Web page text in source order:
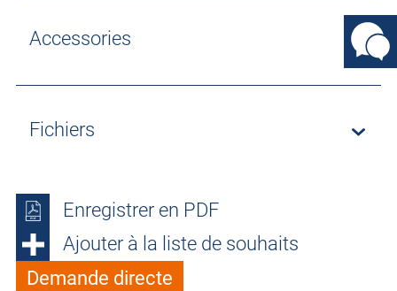
Accessories
Fichiers
Enregistrer en PDF
Ajouter à la liste de souhaits
Demande directe